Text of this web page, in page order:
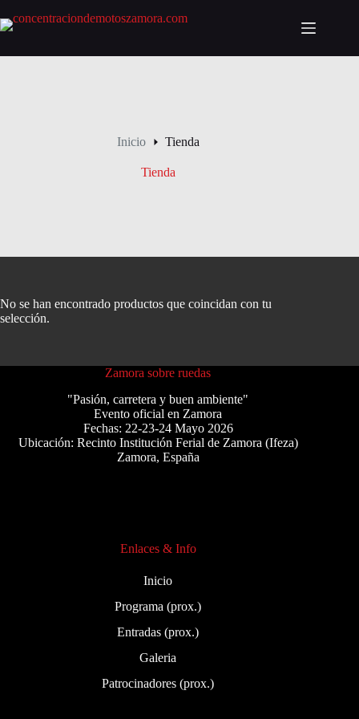
al
contenido
Carro
Inicio Tienda
Tienda
No se han encontrado productos que coincidan con tu
selección.
Zamora sobre ruedas
"Pasión, carretera y buen ambiente"
Evento oficial en Zamora
Fechas: 22-23-24 Mayo 2026
Ubicación: Recinto Institución Ferial de Zamora (Ifeza)
Zamora, España
Enlaces & Info
Inicio
Programa (prox.)
Entradas (prox.)
Galeria
Patrocinadores (prox.)